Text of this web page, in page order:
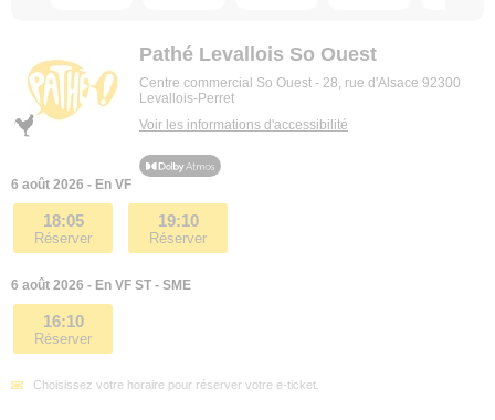
Pathé Levallois So Ouest
Centre commercial So Ouest - 28, rue d'Alsace 92300
Levallois-Perret
Voir les informations d'accessibilité
6 août 2026 - En VF
18:05
Réserver
19:10
Réserver
6 août 2026 - En VF ST - SME
16:10
Réserver
Choisissez votre horaire pour réserver votre e-ticket.